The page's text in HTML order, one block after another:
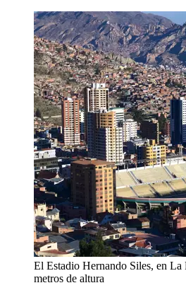
El Estadio Hernando Siles, en La
metros de altura